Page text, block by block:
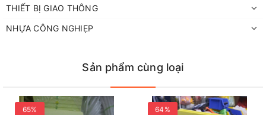
THIẾT BỊ GIAO THÔNG
NHỰA CÔNG NGHIẸP
Sản phẩm cùng loại
65% 64%